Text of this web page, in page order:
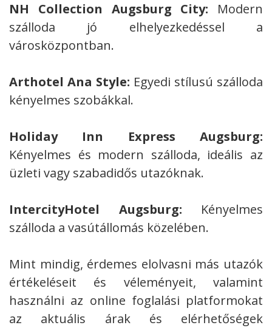
NH Collection Augsburg City: Modern
szálloda jó elhelyezkedéssel a
városközpontban.
Arthotel Ana Style: Egyedi stílusú szálloda
kényelmes szobákkal.
Holiday Inn Express Augsburg:
Kényelmes és modern szálloda, ideális az
üzleti vagy szabadidős utazóknak.
IntercityHotel Augsburg: Kényelmes
szálloda a vasútállomás közelében.
Mint mindig, érdemes elolvasni más utazók
értékeléseit és véleményeit, valamint
használni az online foglalási platformokat
az aktuális árak és elérhetőségek